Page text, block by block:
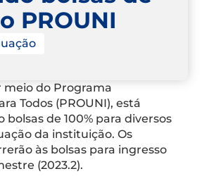
PROUNI
meio do Programa
Todos (PROUNI), está
bolsas de 100% para diversos
da instituição. Os
às bolsas para ingresso
(2023.2).